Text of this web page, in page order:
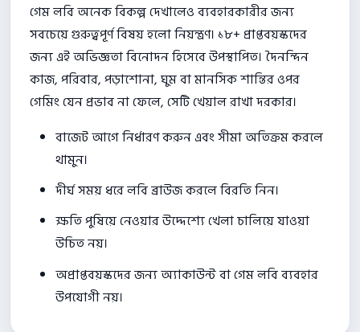
গেম লবি অনেক বিকল্প দেখালেও ব্যবহারকারীর জন্য
সবচেয়ে গুরুত্বপূর্ণ বিষয় হলো নিয়ন্ত্রণ। ১৮+ প্রাপ্তবয়স্কদের
জন্য এই অভিজ্ঞতা বিনোদন হিসেবে উপস্থাপিত। দৈনন্দিন
কাজ, পরিবার, পড়াশোনা, ঘুম বা মানসিক শান্তির ওপর
গেমিং যেন প্রভাব না ফেলে, সেটি খেয়াল রাখা দরকার।
বাজেট আগে নির্ধারণ করুন এবং সীমা অতিক্রম করলে
থামুন।
দীর্ঘ সময় ধরে লবি ব্রাউজ করলে বিরতি নিন।
ক্ষতি পুষিয়ে নেওয়ার উদ্দেশ্যে খেলা চালিয়ে যাওয়া
উচিত নয়।
অপ্রাপ্তবয়স্কদের জন্য অ্যাকাউন্ট বা গেম লবি ব্যবহার
উপযোগী নয়।